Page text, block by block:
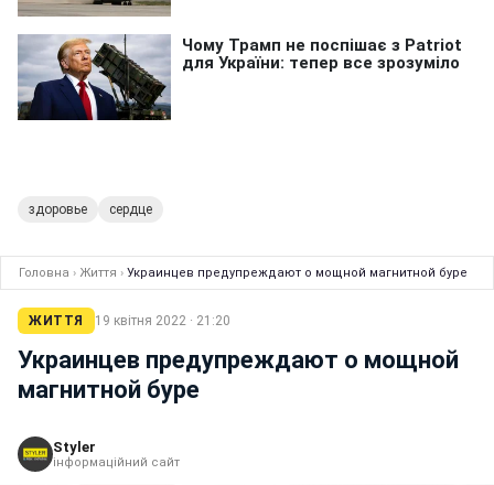
здоровье сердце
Головна › Життя › Украинцев предупреждают о мощной магнитной буре
ЖИТТЯ 19 квітня 2022 · 21:20
Украинцев предупреждают о мощной
магнитной буре
Styler
інформаційний сайт